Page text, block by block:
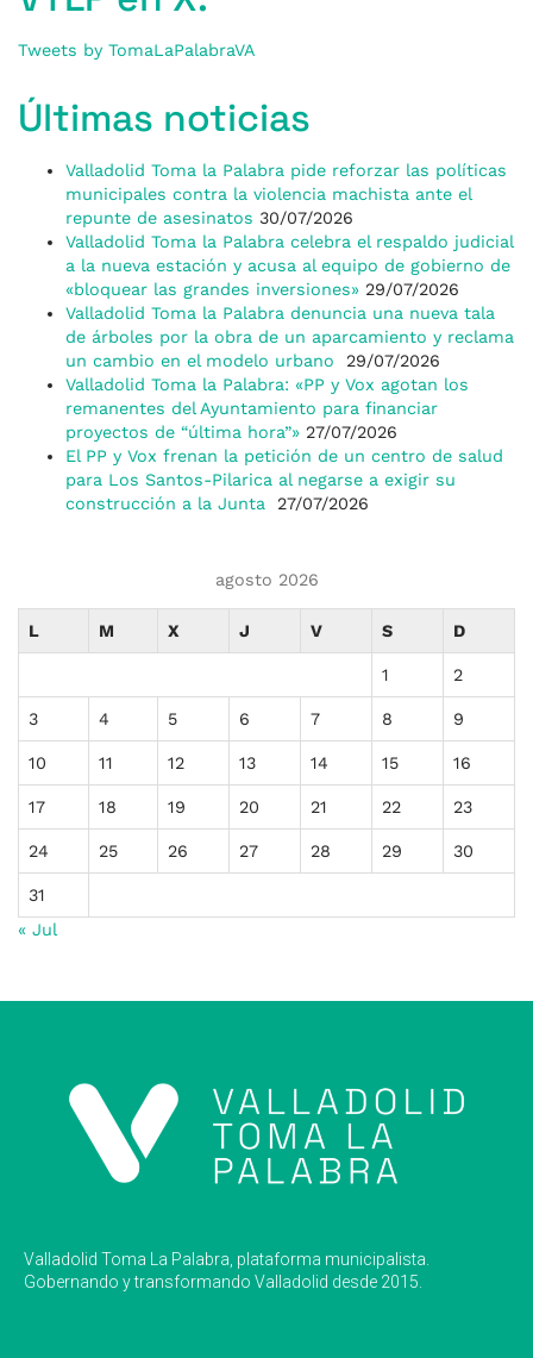
Tweets by TomaLaPalabraVA
Últimas noticias
Valladolid Toma la Palabra pide reforzar las políticas
municipales contra la violencia machista ante el
repunte de asesinatos 30/07/2026
Valladolid Toma la Palabra celebra el respaldo judicial
a la nueva estación y acusa al equipo de gobierno de
«bloquear las grandes inversiones» 29/07/2026
Valladolid Toma la Palabra denuncia una nueva tala
de árboles por la obra de un aparcamiento y reclama
un cambio en el modelo urbano
29/07/2026
Valladolid Toma la Palabra: «PP y Vox agotan los
remanentes del Ayuntamiento para financiar
proyectos de “última hora”» 27/07/2026
El PP y Vox frenan la petición de un centro de salud
para Los Santos-Pilarica al negarse a exigir su
construcción a la Junta
27/07/2026
agosto 2026
L M X J V S D
1 2
3 4 5 6 7 8 9
10 11 12 13 14 15 16
17 18 19 20 21 22 23
24 25 26 27 28 29 30
31
« Jul
Valladolid Toma La Palabra, plataforma municipalista.
Gobernando y transformando Valladolid desde 2015.